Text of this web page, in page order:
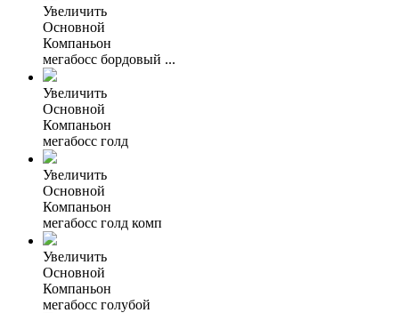
Увеличить
Основной
Компаньон
мегабосс бордовый ...
Увеличить
Основной
Компаньон
мегабосс голд
Увеличить
Основной
Компаньон
мегабосс голд комп
Увеличить
Основной
Компаньон
мегабосс голубой